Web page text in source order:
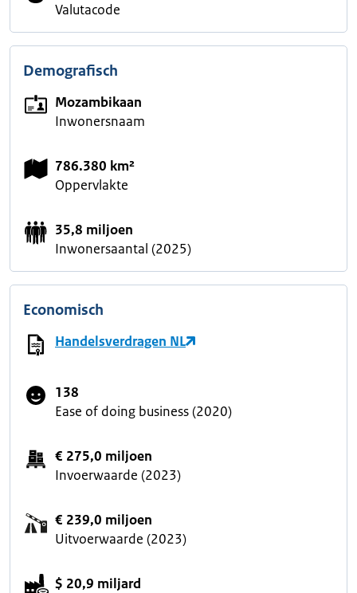
Valutacode
Demografisch
Mozambikaan
Inwonersnaam
786.380 km²
Oppervlakte
35,8 miljoen
Inwonersaantal (2025)
Economisch
Handelsverdragen NL
138
Ease of doing business (2020)
€ 275,0 miljoen
Invoerwaarde (2023)
€ 239,0 miljoen
Uitvoerwaarde (2023)
$ 20,9 miljard